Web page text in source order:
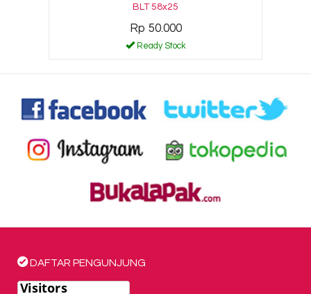
BLT 58x25
Rp 50.000
Ready Stock
DAFTAR PENGUNJUNG